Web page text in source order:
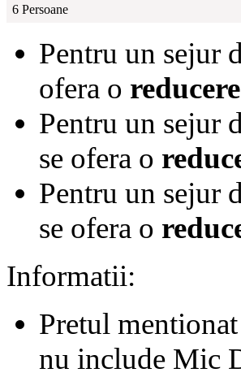
6 Persoane
Pentru un sejur
ofera o
Pentru un sejur
se ofera o
Pentru un sejur
se ofera o
Informatii:
Pretul
nu include Mic